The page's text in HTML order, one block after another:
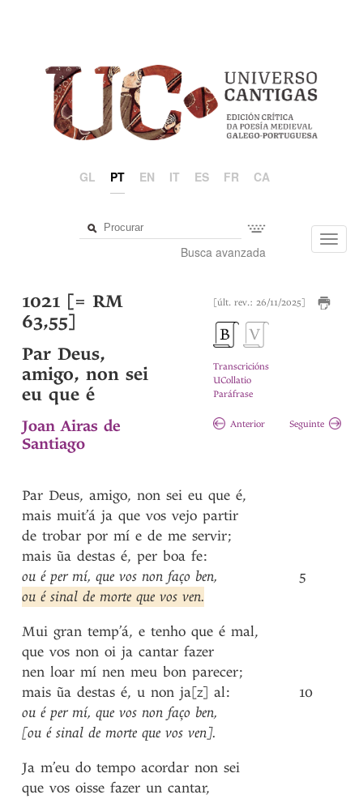
GL PT EN IT ES FR CA
Busca avanzada
[últ. rev.: 26/11/2025]
Transcricións
UCollatio
Paráfrase
Anterior Seguinte
1021 [= RM
63,55]
Par Deus,
amigo, non sei
eu que é
Joan Airas de
Santiago
Par Deus, amigo, non sei eu que é,
mais muit’á ja que vos vejo partir
de trobar por mí e de me servir;
mais ũa destas é, per boa fe:
ou é per mí, que vos non faço ben,
ou é sinal de morte que vos ven.
Mui gran temp’á, e tenho que é mal,
que vos non oi ja cantar fazer
nen loar mí nen meu bon parecer;
mais ũa destas é, u non ja[z] al:
ou é per mí, que vos non faço ben,
[ou é sinal de morte que vos ven].
Ja m’eu do tempo acordar non sei
que vos oisse fazer un cantar,
5
10